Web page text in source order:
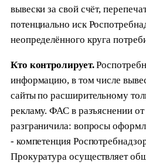
вывески за свой счёт,
потенциально иск
неопределённого круга
Кто контролирует.
информацию, в том числе
сайты по расширительному
рекламу. ФАС в разъяснении
разграничила: вопросы
- компетенция
Прокуратура осуществляет